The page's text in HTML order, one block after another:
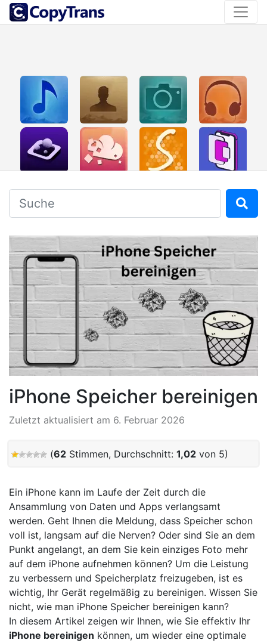
iPhone Speicher bereinigen
Zuletzt aktualisiert am 6. Februar 2026
(62 Stimmen, Durchschnitt:1,02 von 5)
Ein iPhone kann im Laufe der Zeit durch die
Ansammlung von Daten und Apps verlangsamt
werden. Geht Ihnen die Meldung, dass Speicher schon
voll ist, langsam auf die Nerven? Oder sind Sie an dem
Punkt angelangt, an dem Sie kein einziges Foto mehr
auf dem iPhone aufnehmen können? Um die Leistung
zu verbessern und Speicherplatz freizugeben, ist es
wichtig, Ihr Gerät regelmäßig zu bereinigen. Wissen Sie
nicht, wie man iPhone Speicher bereinigen kann?
In diesem Artikel zeigen wir Ihnen, wie Sie effektiv Ihr
iPhone bereinigen können, um wieder eine optimale